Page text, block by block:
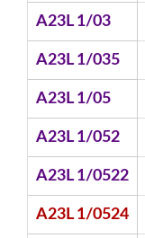
A23L 1/03
A23L 1/035
A23L 1/05
A23L 1/052
A23L 1/0522
A23L 1/0524